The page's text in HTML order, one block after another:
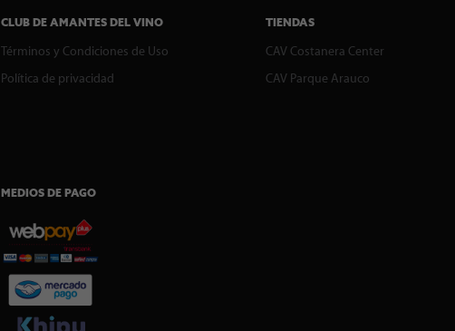
CLUB DE AMANTES DEL VINO
Términos y Condiciones de Uso
Política de privacidad
TIENDAS
CAV Costanera Center
CAV Parque Arauco
MEDIOS DE PAGO